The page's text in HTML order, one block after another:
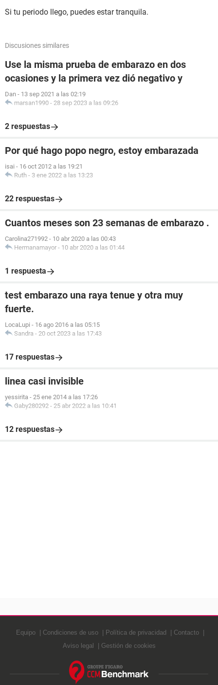
Si tu periodo llego, puedes estar tranquila.
Discusiones similares
Use la misma prueba de embarazo en dos
ocasiones y la primera vez dió negativo y
Dan - 13 sep 2021 a las 02:19
marsan1990 - 28 sep 2023 a las 09:26
2 respuestas
Por qué hago popo negro, estoy embarazada
isai - 16 oct 2012 a las 19:21
Ruth - 3 ene 2022 a las 13:23
22 respuestas
Cuantos meses son 23 semanas de embarazo .
Carolina271992 - 10 abr 2020 a las 00:43
Hermanamayor - 10 abr 2020 a las 01:44
1 respuesta
test embarazo una raya tenue y otra muy
fuerte.
LocaLupi - 16 ago 2016 a las 05:15
Sandra - 20 oct 2023 a las 17:43
17 respuestas
linea casi invisible
yessirita - 25 ene 2014 a las 17:26
Gaby280292 - 25 abr 2022 a las 10:41
12 respuestas
Equipo Condiciones de uso Política de privacidad
Contacto
Aviso legal
Gestión de cookies